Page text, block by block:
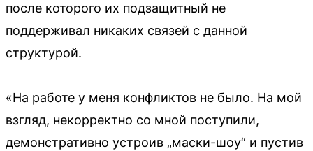
после которого их подзащитный не
поддерживал никаких связей с данной
структурой.
«На работе у меня конфликтов не было. На мой
взгляд, некорректно со мной поступили,
демонстративно устроив „маски-шоу“ и пустив